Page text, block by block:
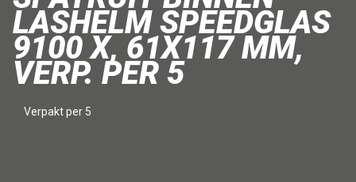
LASHELM SPEEDGLAS
9100 X, 61X117 MM,
VERP. PER 5
Verpakt per 5